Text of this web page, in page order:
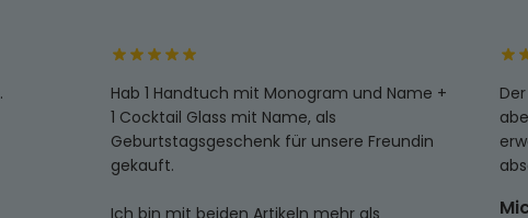
Hab 1 Handtuch mit Monogram und Name +
1 Cocktail Glass mit Name, als
Geburtstagsgeschenk für unsere Freundin
gekauft.
Ich bin mit beiden Artikeln mehr als